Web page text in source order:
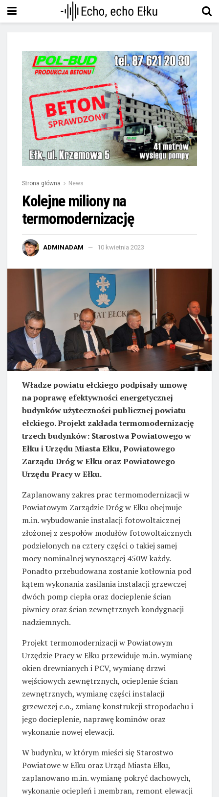
Strona główna News
Kolejne miliony na
termomodernizację
ADMINADAM 10 kwietnia 2023
Władze powiatu ełckiego podpisały umowę
na poprawę efektywności energetycznej
budynków użyteczności publicznej powiatu
ełckiego. Projekt zakłada termomodernizację
trzech budynków: Starostwa Powiatowego w
Ełku i Urzędu Miasta Ełku, Powiatowego
Zarządu Dróg w Ełku oraz Powiatowego
Urzędu Pracy w Ełku.
Zaplanowany zakres prac termomodernizacji w
Powiatowym Zarządzie Dróg w Ełku obejmuje
m.in. wybudowanie instalacji fotowoltaicznej
złożonej z zespołów modułów fotowoltaicznych
podzielonych na cztery części o takiej samej
mocy nominalnej wynoszącej 450W każdy.
Ponadto przebudowana zostanie kotłownia pod
kątem wykonania zasilania instalacji grzewczej
dwóch pomp ciepła oraz docieplenie ścian
piwnicy oraz ścian zewnętrznych kondygnacji
nadziemnych.
Projekt termomodernizacji w Powiatowym
Urzędzie Pracy w Ełku przewiduje m.in. wymianę
okien drewnianych i PCV, wymianę drzwi
wejściowych zewnętrznych, ocieplenie ścian
zewnętrznych, wymianę części instalacji
grzewczej c.o., zmianę konstrukcji stropodachu i
jego docieplenie, naprawę kominów oraz
wykonanie nowej elewacji.
W budynku, w którym mieści się Starostwo
Powiatowe w Ełku oraz Urząd Miasta Ełku,
zaplanowano m.in. wymianę pokryć dachowych,
wykonanie ociepleń i membran, remont elewacji